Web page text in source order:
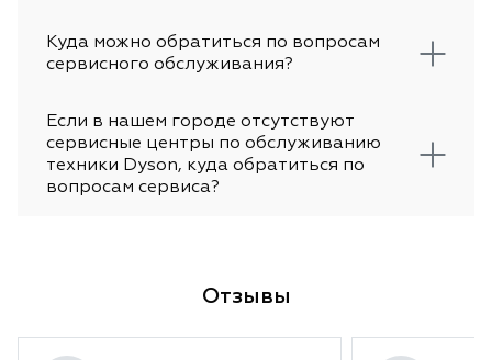
Куда можно обратиться по вопросам
сервисного обслуживания?
Если в нашем городе отсутствуют
сервисные центры по обслуживанию
техники Dyson, куда обратиться по
вопросам сервиса?
Отзывы